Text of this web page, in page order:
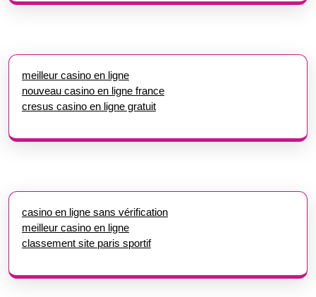
meilleur casino en ligne
nouveau casino en ligne france
cresus casino en ligne gratuit
casino en ligne sans vérification
meilleur casino en ligne
classement site paris sportif